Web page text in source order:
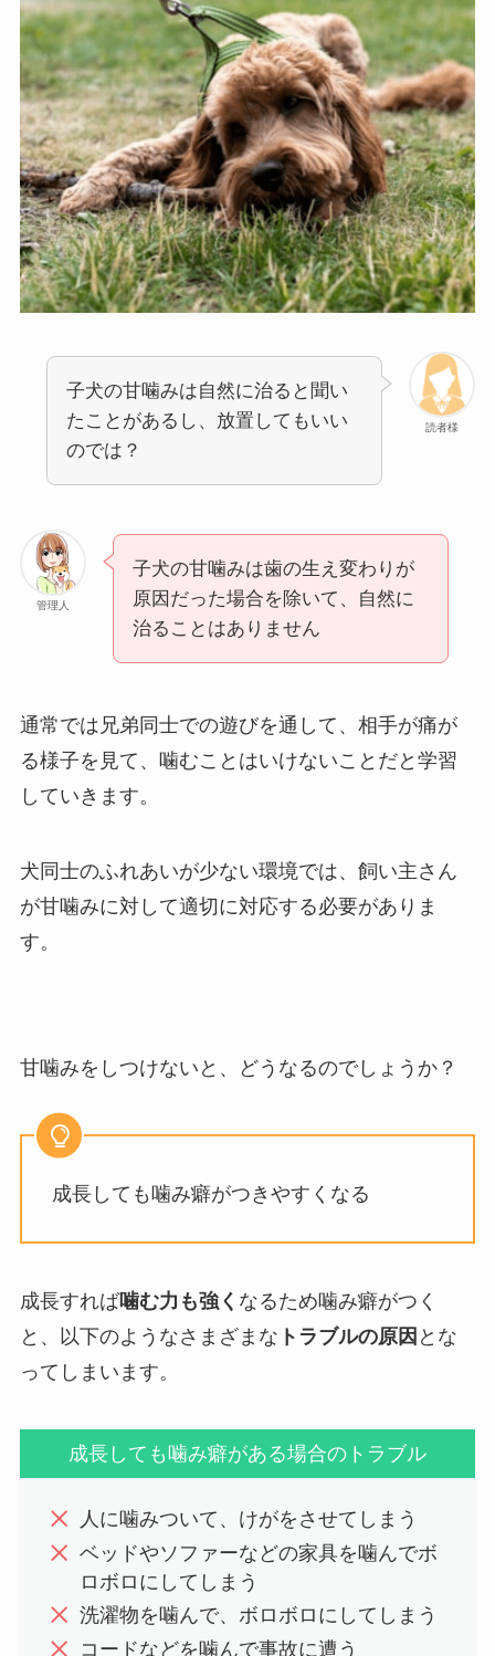
読者様
子犬の甘噛みは自然に治ると聞い
たことがあるし、放置してもいい
のでは？
管理人
子犬の甘噛みは歯の生え変わりが
原因だった場合を除いて、自然に
治ることはありません
通常では兄弟同士での遊びを通して、相手が痛が
る様子を見て、噛むことはいけないことだと学習
していきます。
犬同士のふれあいが少ない環境では、飼い主さん
が甘噛みに対して適切に対応する必要がありま
す。
甘噛みをしつけないと、どうなるのでしょうか？
成長しても噛み癖がつきやすくなる
成長すれば噛む力も強く なるため噛み癖がつく
と、以下のようなさまざまな トラブルの原因 とな
ってしまいます。
成長しても噛み癖がある場合のトラブル
人に噛みついて、けがをさせてしまう
ベッドやソファーなどの家具を噛んでボ
ロボロにしてしまう
洗濯物を噛んで、ボロボロにしてしまう
コードなどを噛んで事故に遭う